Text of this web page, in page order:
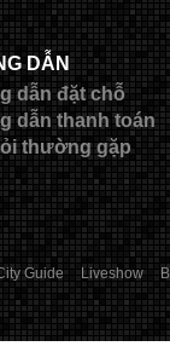
DẪN
dẫn đặt chỗ
dẫn thanh toán
thường gặp
Guide Liveshow